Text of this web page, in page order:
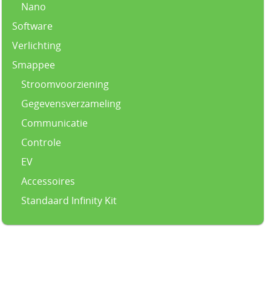
Nano
Software
Verlichting
Smappee
Stroomvoorziening
Gegevensverzameling
Communicatie
Controle
EV
Accessoires
Standaard Infinity Kit